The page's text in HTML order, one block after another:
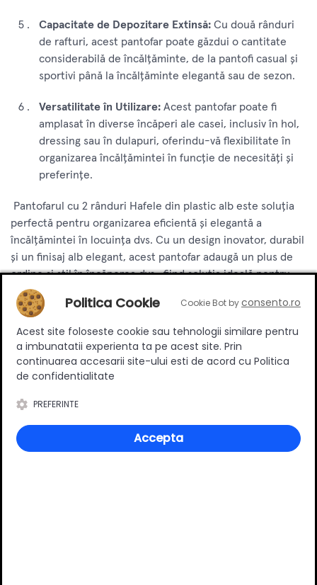
Capacitate de Depozitare Extinsă: Cu două rânduri
de rafturi, acest pantofar poate găzdui o cantitate
considerabilă de încălțăminte, de la pantofi casual și
sportivi până la încălțăminte elegantă sau de sezon.
Versatilitate în Utilizare: Acest pantofar poate fi
amplasat în diverse încăperi ale casei, inclusiv în hol,
dressing sau în dulapuri, oferindu-vă flexibilitate în
organizarea încălțămintei în funcție de necesități și
preferințe.
Pantofarul cu 2 rânduri Hafele din plastic alb este soluția
perfectă pentru organizarea eficientă și elegantă a
încălțămintei în locuința dvs. Cu un design inovator, durabil
și un finisaj alb elegant, acest pantofar adaugă un plus de
ordine și stil în încăperea dvs., fiind soluția ideală pentru
orice spațiu.
Specificatii
Politica Cookie Cookie Bot byconsento.ro
Acest site foloseste cookie sau tehnologii similare pentru
a imbunatatii experienta ta pe acest site. Prin
continuarea accesarii site-ului esti de acord cu Politica
de confidentialitate
PREFERINTE
Accepta